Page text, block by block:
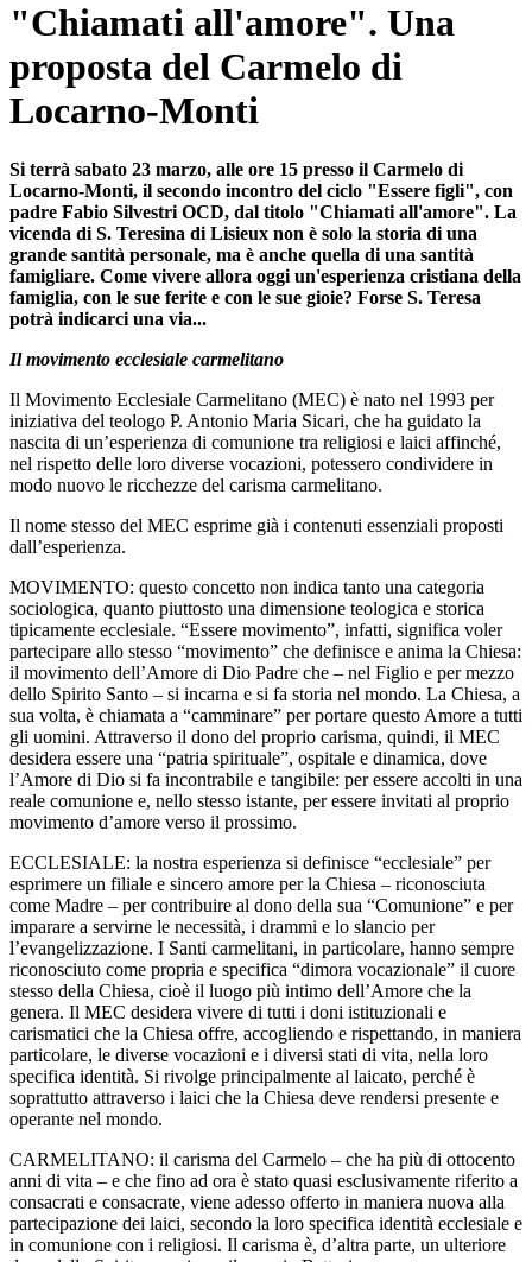
"Chiamati all'amore". Una
proposta del Carmelo di
Locarno-Monti
Si terrà sabato 23 marzo, alle ore 15 presso il Carmelo di
Locarno-Monti, il secondo incontro del ciclo "Essere figli", con
padre Fabio Silvestri OCD, dal titolo "Chiamati all'amore". La
vicenda di S. Teresina di Lisieux non è solo la storia di una
grande santità personale, ma è anche quella di una santità
famigliare. Come vivere allora oggi un'esperienza cristiana della
famiglia, con le sue ferite e con le sue gioie? Forse S. Teresa
potrà indicarci una via...
Il movimento ecclesiale carmelitano
Il Movimento Ecclesiale Carmelitano (MEC) è nato nel 1993 per
iniziativa del teologo P. Antonio Maria Sicari, che ha guidato la
nascita di un’esperienza di comunione tra religiosi e laici affinché,
nel rispetto delle loro diverse vocazioni, potessero condividere in
modo nuovo le ricchezze del carisma carmelitano.
Il nome stesso del MEC esprime già i contenuti essenziali proposti
dall’esperienza.
MOVIMENTO: questo concetto non indica tanto una categoria
sociologica, quanto piuttosto una dimensione teologica e storica
tipicamente ecclesiale. “Essere movimento”, infatti, significa voler
partecipare allo stesso “movimento” che definisce e anima la Chiesa:
il movimento dell’Amore di Dio Padre che – nel Figlio e per mezzo
dello Spirito Santo – si incarna e si fa storia nel mondo. La Chiesa, a
sua volta, è chiamata a “camminare” per portare questo Amore a tutti
gli uomini. Attraverso il dono del proprio carisma, quindi, il MEC
desidera essere una “patria spirituale”, ospitale e dinamica, dove
l’Amore di Dio si fa incontrabile e tangibile: per essere accolti in una
reale comunione e, nello stesso istante, per essere invitati al proprio
movimento d’amore verso il prossimo.
ECCLESIALE: la nostra esperienza si definisce “ecclesiale” per
esprimere un filiale e sincero amore per la Chiesa – riconosciuta
come Madre – per contribuire al dono della sua “Comunione” e per
imparare a servirne le necessità, i drammi e lo slancio per
l’evangelizzazione. I Santi carmelitani, in particolare, hanno sempre
riconosciuto come propria e specifica “dimora vocazionale” il cuore
stesso della Chiesa, cioè il luogo più intimo dell’Amore che la
genera. Il MEC desidera vivere di tutti i doni istituzionali e
carismatici che la Chiesa offre, accogliendo e rispettando, in maniera
particolare, le diverse vocazioni e i diversi stati di vita, nella loro
specifica identità. Si rivolge principalmente al laicato, perché è
soprattutto attraverso i laici che la Chiesa deve rendersi presente e
operante nel mondo.
CARMELITANO: il carisma del Carmelo – che ha più di ottocento
anni di vita – e che fino ad ora è stato quasi esclusivamente riferito a
consacrati e consacrate, viene adesso offerto in maniera nuova alla
partecipazione dei laici, secondo la loro specifica identità ecclesiale e
in comunione con i religiosi. Il carisma è, d’altra parte, un ulteriore